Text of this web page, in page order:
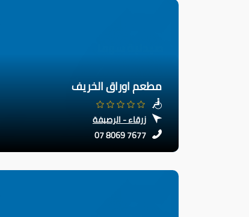
مطعم اوراق الخريف
زرقاء - الرصيفة
07 8069 7677